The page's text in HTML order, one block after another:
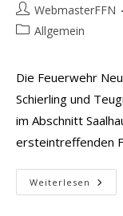
Beitrags-
Autor:
WebmasterFFN
Beitrags-
Allgemein
Die Feuerwehr
Schierling und
im Abschnitt
ersteintreffenden
Weiterlesen
Mit